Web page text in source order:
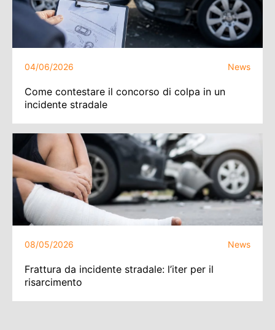
04/06/2026 News
Come contestare il concorso di colpa in un
incidente stradale
08/05/2026 News
Frattura da incidente stradale: l’iter per il
risarcimento